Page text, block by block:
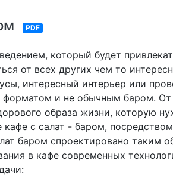
PDF
который будет
от всех других чем то
интересный интерьер или
и не обычным баром. От
образа жизни, которую
с салат - баром,
баром спроектировано таким
в кафе современных